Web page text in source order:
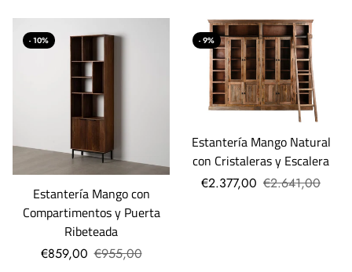
- 10%
Estantería Mango con
Compartimentos y Puerta
Ribeteada
€859,00 €955,00
- 9%
Estantería Mango Natural
con Cristaleras y Escalera
€2.377,00 €2.641,00